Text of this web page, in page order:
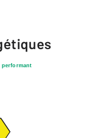
performant